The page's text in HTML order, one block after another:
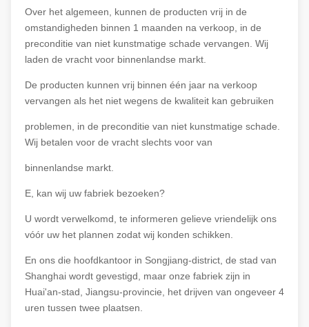
Over het algemeen, kunnen de producten vrij in de
omstandigheden binnen 1 maanden na verkoop, in de
preconditie van niet kunstmatige schade vervangen. Wij
laden de vracht voor binnenlandse markt.
De producten kunnen vrij binnen één jaar na verkoop
vervangen als het niet wegens de kwaliteit kan gebruiken
problemen, in de preconditie van niet kunstmatige schade.
Wij betalen voor de vracht slechts voor van
binnenlandse markt.
E, kan wij uw fabriek bezoeken?
U wordt verwelkomd, te informeren gelieve vriendelijk ons
vóór uw het plannen zodat wij konden schikken.
En ons die hoofdkantoor in Songjiang-district, de stad van
Shanghai wordt gevestigd, maar onze fabriek zijn in
Huai'an-stad, Jiangsu-provincie, het drijven van ongeveer 4
uren tussen twee plaatsen.